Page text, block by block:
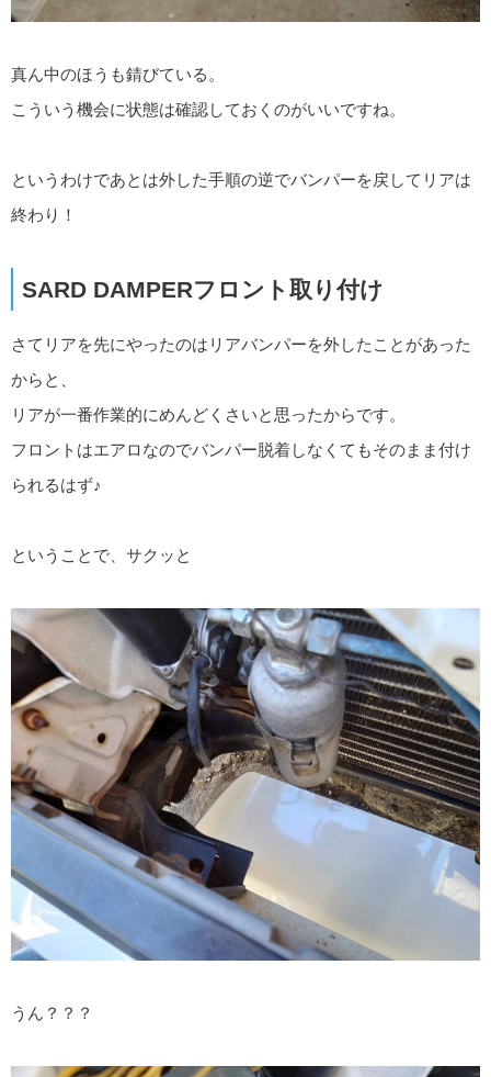
真ん中のほうも錆びている。
こういう機会に状態は確認しておくのがいいですね。
というわけであとは外した手順の逆でバンパーを戻してリアは
終わり！
SARD DAMPERフロント取り付け
さてリアを先にやったのはリアバンパーを外したことがあった
からと、
リアが一番作業的にめんどくさいと思ったからです。
フロントはエアロなのでバンパー脱着しなくてもそのまま付け
られるはず♪
ということで、サクッと
うん？？？